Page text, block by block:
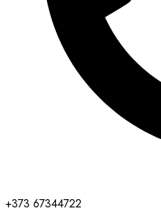
+373 67344722